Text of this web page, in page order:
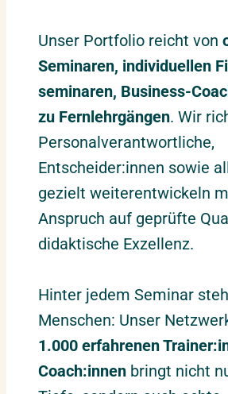
Unser Portfolio reicht von
Seminaren, individuellen
seminaren, Business-
zu Fernlehrgängen. Wir
Personalverantwortliche,
Entscheider:innen sowie
gezielt weiterentwickeln
Anspruch auf geprüfte
didaktische Exzellenz.
Hinter jedem Seminar
Menschen: Unser
1.000 erfahrenen
Coach:innen bringt nicht